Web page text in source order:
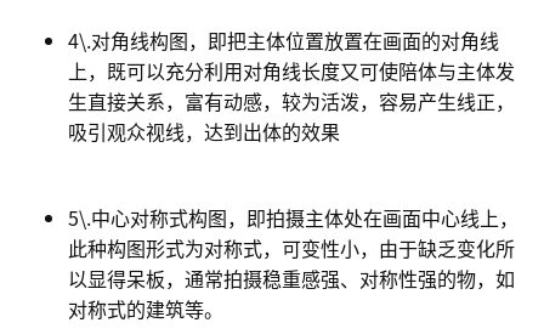
4\.对角线构图，即把主体位置放置在画面的对角线
上，既可以充分利用对角线长度又可使陪体与主体发
生直接关系，富有动感，较为活泼，容易产生线正，
吸引观众视线，达到出体的效果
5\.中心对称式构图，即拍摄主体处在画面中心线上，
此种构图形式为对称式，可变性小，由于缺乏变化所
以显得呆板，通常拍摄稳重感强、对称性强的物，如
对称式的建筑等。